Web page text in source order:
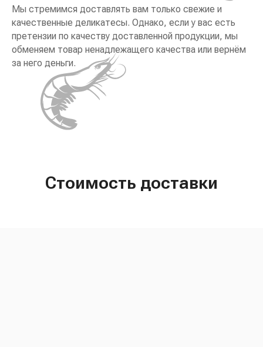
Мы стремимся доставлять вам только свежие и
качественные деликатесы. Однако, если у вас есть
претензии по качеству доставленной продукции, мы
обменяем товар ненадлежащего качества или вернём
за него деньги.
Стоимость доставки